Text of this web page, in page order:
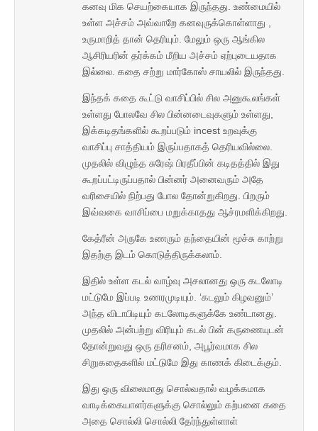
கனவு மிக செயற்கையாக இருந்தது. உண்மையில்
உள்ள அச்சம் அவ்வாறே கனவுருக்கொள்ளாது ,
உருமாறித் தான் தெரியும். மேலும் ஒரு ஆங்கில
ஆசிரியரின் தர்க்கம் மீறிய அச்சம் ஏற்புடையதாக
இல்லை. கதை சற்று மார்கோஸ் சாயலில் இருந்தது.
இந்தக் கதை கூட்டு வாசிப்பில் சில அனுகூலங்கள்
உள்ளது போலவே சில பின்னடைவுகளும் உள்ளது,
இக்கடிதங்களில் கூறப்படும் incest உறவுக்கு
வாசிப்பு சாத்தியம் இருப்பதாகத் தெரியவில்லை.
முதலில் விழுந்த சுரேஷ் பிரதீப்பின் கடிதத்தில் இது
கூறப்பட்டிருப்பதால் பின்னர் அனைவரும் அதே
வரிசையில் நிற்பது போல தோன்றுகிறது. பிறரும்
இவ்வகை வாசிப்பை மறுக்காதது ஆச்ரமளிக்கிறது.
கேத்ரீன் அருகே உணரும் தந்தையின் மூச்சு காற்று
இதற்கு இடம் கொடுத்திருக்கலாம்.
இதில் உள்ள கடல் வாழ்வு அசலானது ஒரு கடலோடி
மட்டுமே இப்படி உணரமுடியும். ‘கடலும் கிழவனும்’
அந்த விடாபிடியும் கடலோடிகளுக்கே உண்டானது.
முதலில் அன்பற்று விரியும் கடல் பின் கருணையுடன்
தோன்றுவது ஒரு தரிசனம், அபூர்வமாக சில
சிறுகதைகளில் மட்டுமே இது காணக் கிடைக்கும்.
இது ஒரு விலைமாது சொல்வதால் வழக்கமாக
வாடிக்கையாளர்களுக்கு சொல்லும் கற்பனை கதை
அதை சொல்லி சொல்லி தேர்ந்துள்ளாள்